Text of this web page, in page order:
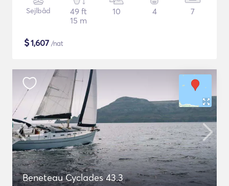
Sejlbåd
49 ft
15 m
10 4 7
$1,607 /nat
Beneteau Cyclades 43.3